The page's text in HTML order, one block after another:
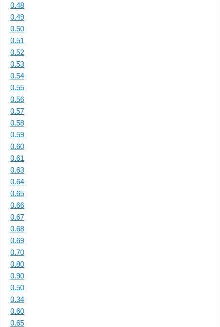
0.48
0.49
0.50
0.51
0.52
0.53
0.54
0.55
0.56
0.57
0.58
0.59
0.60
0.61
0.63
0.64
0.65
0.66
0.67
0.68
0.69
0.70
0.80
0.90
0.50
0.34
0.60
0.65